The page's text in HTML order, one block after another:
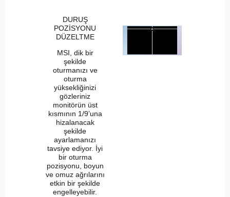
DURUŞ
POZİSYONU
DÜZELTME
MSI, dik bir
şekilde
oturmanızı ve
oturma
yüksekliğinizi
gözleriniz
monitörün üst
kısmının 1/9’una
hizalanacak
şekilde
ayarlamanızı
tavsiye ediyor. İyi
bir oturma
pozisyonu, boyun
ve omuz ağrılarını
etkin bir şekilde
engelleyebilir.